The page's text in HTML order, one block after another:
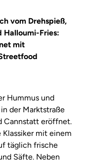
vom Drehspieß,
Halloumi-Fries:
mit
Hummus und
der Marktstraße
Cannstatt eröffnet.
mit einem
täglich frische
Säfte. Neben